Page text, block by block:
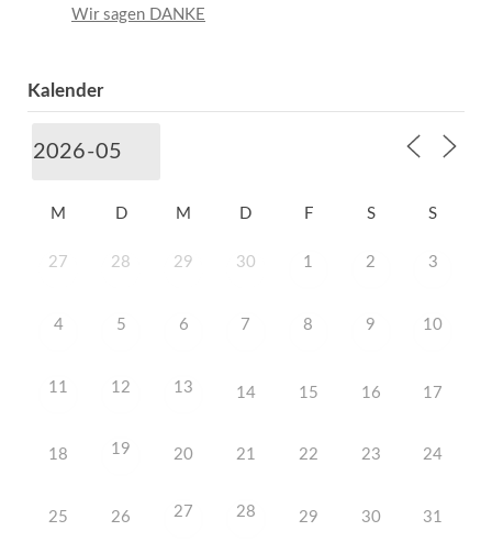
Wir sagen DANKE
Kalender
M D M D F S S
27 28 29 30 1 2 3
4 5 6 7 8 9 10
11 12 13 14 15 16 17
18 19 20 21 22 23 24
25 26 27 28 29 30 31